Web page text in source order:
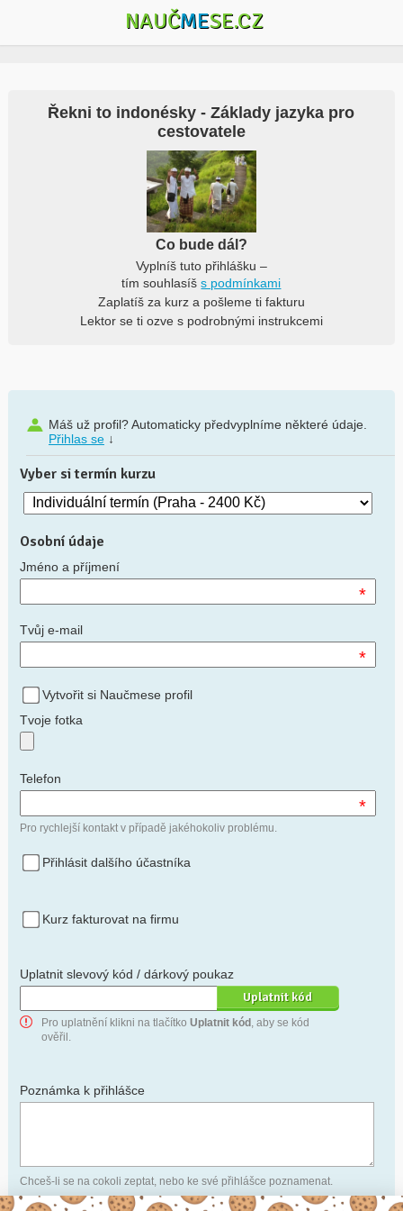
NAUČMESE.CZ
Řekni to indonésky - Základy jazyka pro
cestovatele
Co bude dál?
Vyplníš tuto přihlášku –
tím souhlasíšs podmínkami
Zaplatíš za kurz a pošleme ti fakturu
Lektor se ti ozve s podrobnými instrukcemi
Máš už profil? Automaticky předvyplníme některé údaje.
Přihlas se↓
Vyber si termín kurzu
Osobní údaje
Jméno a příjmení
*
Tvůj e-mail
*
Vytvořit si Naučmese profil
Tvoje fotka
Telefon
*
Pro rychlejší kontakt v případě jakéhokoliv problému.
Přihlásit dalšího účastníka
Kurz fakturovat na firmu
Uplatnit slevový kód / dárkový poukaz
Pro uplatnění klikni na tlačítko Uplatnit kód , aby se kód
ověřil.
Poznámka k přihlášce
Chceš-li se na cokoli zeptat, nebo ke své přihlášce poznamenat.